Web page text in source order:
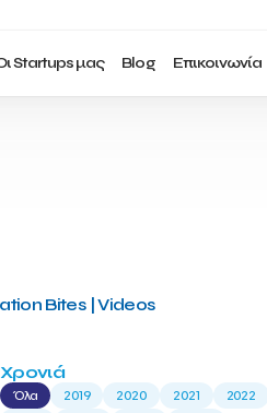
Startups μας Blog Επικοινωνία
Bites | Videos
Χρονιά
Όλα 2019 2020 2021
2022